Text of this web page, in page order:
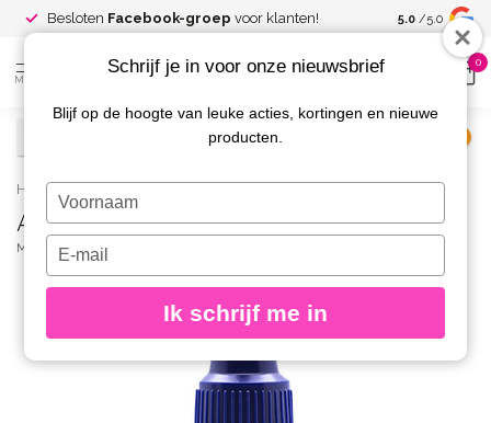
Besloten Facebook-groep voor klanten! Spaar voor
kortingen
5.0 /5.0
MENU
0
Home / AirNails Paint 52 Jungle 10 ml.
AirNails Paint 52 Jungle 10 ml.
MAGNETIC
Schrijf je in voor onze nieuwsbrief
Blijf op de hoogte van leuke acties, kortingen en nieuwe
producten.
Typ
je
naam
Typ
je
e-
in
Ik schrijf me in